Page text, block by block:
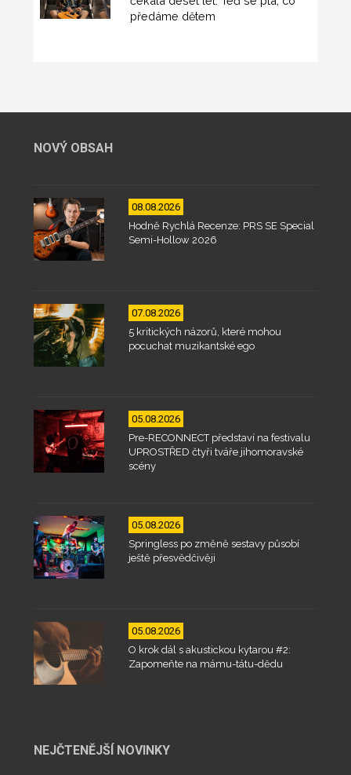
předáme dětem
NOVÝ OBSAH
08.08.2026
Hodně Rychlá Recenze: PRS SE Special
Semi-Hollow 2026
07.08.2026
5 kritických názorů, které mohou
pocuchat muzikantské ego
05.08.2026
Pre-RECONNECT představí na festivalu
UPROSTŘED čtyři tváře jihomoravské
scény
05.08.2026
Springless po změně sestavy působí
ještě přesvědčivěji
05.08.2026
O krok dál s akustickou kytarou #2:
Zapomeňte na mámu-tátu-dědu
NEJČTENĚJŠÍ NOVINKY